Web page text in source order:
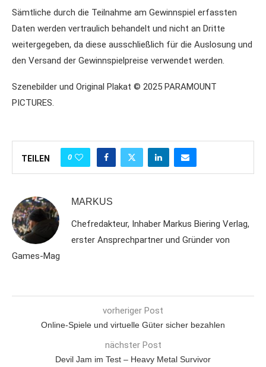
Sämtliche durch die Teilnahme am Gewinnspiel erfassten
Daten werden vertraulich behandelt und nicht an Dritte
weitergegeben, da diese ausschließlich für die Auslosung und
den Versand der Gewinnspielpreise verwendet werden.
Szenebilder und Original Plakat © 2025 PARAMOUNT
PICTURES.
TEILEN 0
MARKUS
Chefredakteur, Inhaber Markus Biering Verlag,
erster Ansprechpartner und Gründer von
Games-Mag
vorheriger Post
Online-Spiele und virtuelle Güter sicher bezahlen
nächster Post
Devil Jam im Test – Heavy Metal Survivor